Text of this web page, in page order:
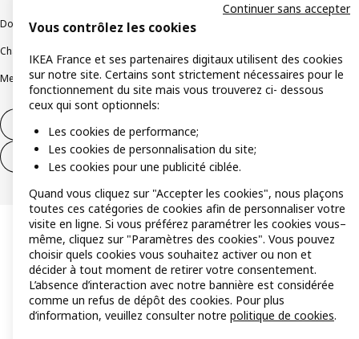
Documents juridiques et informations légales
Charte de protection des données
Mentions légales Alertes fraudeRappel produitAccessibilité : non conforme
Formulaire de rétractation – produits
Formulaire de rétractation – services
Vous contrôlez les cookies
IKEA France et ses partenaires digitaux utilisent des cookies
sur notre site. Certains sont strictement nécessaires pour le
fonctionnement du site mais vous trouverez ci- dessous
ceux qui sont optionnels:
Les cookies de performance;
Les cookies de personnalisation du site;
Les cookies pour une publicité ciblée.
Quand vous cliquez sur "Accepter les cookies", nous plaçons
toutes ces catégories de cookies afin de personnaliser votre
visite en ligne. Si vous préférez paramétrer les cookies vous–
même, cliquez sur "Paramètres des cookies". Vous pouvez
choisir quels cookies vous souhaitez activer ou non et
décider à tout moment de retirer votre consentement.
L’absence d’interaction avec notre bannière est considérée
comme un refus de dépôt des cookies. Pour plus
d’information, veuillez consulter notre politique de cookies.
Continuer sans accepter